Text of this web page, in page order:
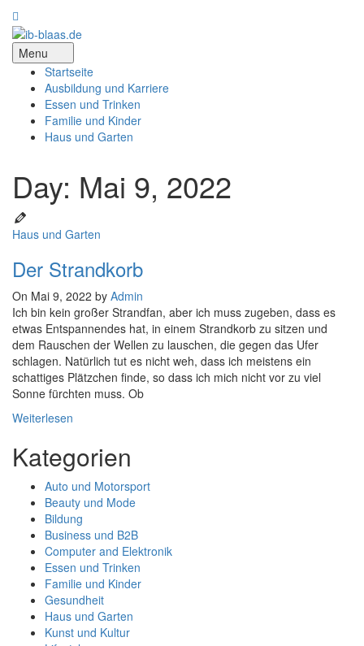
Menu
Startseite
Ausbildung und Karriere
Essen und Trinken
Familie und Kinder
Haus und Garten
Day: Mai 9, 2022
Haus und Garten
Der Strandkorb
On Mai 9, 2022 by Admin
Ich bin kein großer Strandfan, aber ich muss zugeben, dass es
etwas Entspannendes hat, in einem Strandkorb zu sitzen und
dem Rauschen der Wellen zu lauschen, die gegen das Ufer
schlagen. Natürlich tut es nicht weh, dass ich meistens ein
schattiges Plätzchen finde, so dass ich mich nicht vor zu viel
Sonne fürchten muss. Ob
Weiterlesen
Kategorien
Auto und Motorsport
Beauty und Mode
Bildung
Business und B2B
Computer and Elektronik
Essen und Trinken
Familie und Kinder
Gesundheit
Haus und Garten
Kunst und Kultur